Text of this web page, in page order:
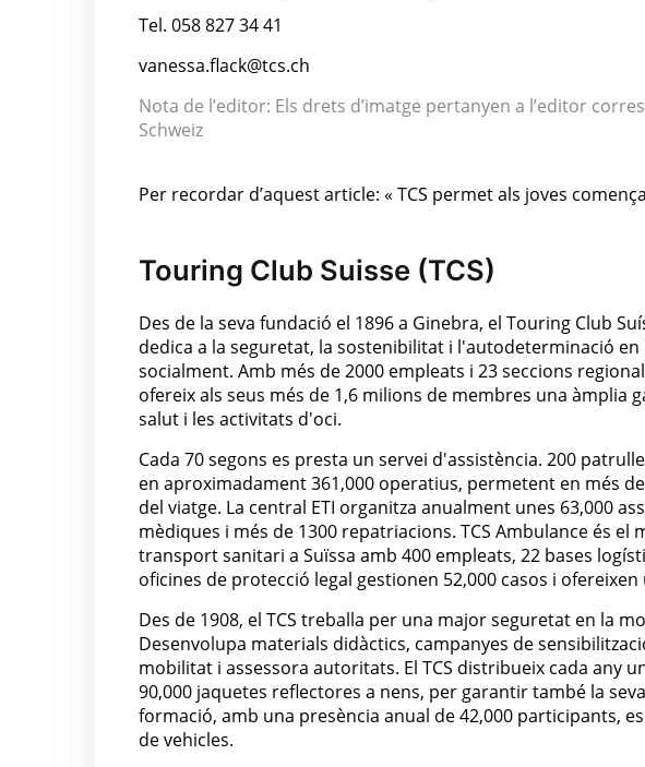
Tel. 058 827 34 41
vanessa.flack@tcs.ch
Nota de l’editor: Els drets d’imatge pertanyen a l’editor
Schweiz
Per recordar d’aquest article: « TCS permet als joves
Touring Club Suisse (TCS)
Des de la seva fundació el 1896 a Ginebra, el Touring Club
dedica a la seguretat, la sostenibilitat i l'autodeterminació
socialment. Amb més de 2000 empleats i 23 seccions
ofereix als seus més de 1,6 milions de membres una àmplia
salut i les activitats d'oci.
Cada 70 segons es presta un servei d'assistència. 200
en aproximadament 361,000 operatius, permetent en més
del viatge. La central ETI organitza anualment unes 63,000
mèdiques i més de 1300 repatriacions. TCS Ambulance és
transport sanitari a Suïssa amb 400 empleats, 22 bases
oficines de protecció legal gestionen 52,000 casos i ofereixen
Des de 1908, el TCS treballa per una major seguretat en la
Desenvolupa materials didàctics, campanyes de
mobilitat i assessora autoritats. El TCS distribueix cada any
90,000 jaquetes reflectores a nens, per garantir també la
formació, amb una presència anual de 42,000 participants,
de vehicles.